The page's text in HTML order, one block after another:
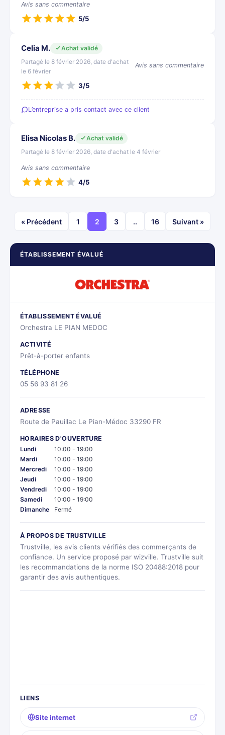
ÉTABLISSEMENT ÉVALUÉ
ÉTABLISSEMENT ÉVALUÉ
Orchestra LE PIAN MEDOC
ACTIVITÉ
Prêt-à-porter enfants
TÉLÉPHONE
05 56 93 81 26
ADRESSE
Route de Pauillac Le Pian-Médoc 33290 FR
HORAIRES D'OUVERTURE
Lundi
10:00 - 19:00
Mardi
10:00 - 19:00
Mercredi
10:00 - 19:00
Jeudi
10:00 - 19:00
Vendredi
10:00 - 19:00
Samedi
10:00 - 19:00
Dimanche
Fermé
À PROPOS DE TRUSTVILLE
Trustville, les avis clients vérifiés des commerçants de
confiance. Un service proposé par wizville. Trustville suit
les recommandations de la norme ISO 20488:2018 pour
garantir des avis authentiques.
LIENS
Site internet
Avis sans commentaire
5/5
Celia M.
Achat validé
Partagé le 8 février 2026, date d'achat
le 6 février
Avis sans commentaire
3/5
L’entreprise a pris contact avec ce client
Elisa Nicolas B.
Achat validé
Partagé le 8 février 2026, date d'achat le 4 février
Avis sans commentaire
4/5
« Précédent 1 2 3 .. 16 Suivant »